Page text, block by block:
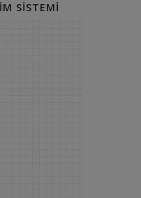
SISTEMI